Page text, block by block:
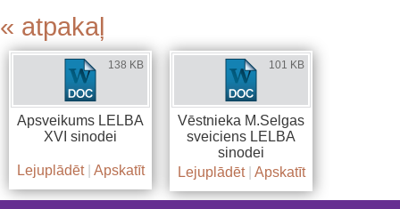
« atpakaļ
138 KB
Apsveikums LELBA
XVI sinodei
Lejuplādēt| Apskatīt
101 KB
Vēstnieka M.Selgas
sveiciens LELBA
sinodei
Lejuplādēt| Apskatīt